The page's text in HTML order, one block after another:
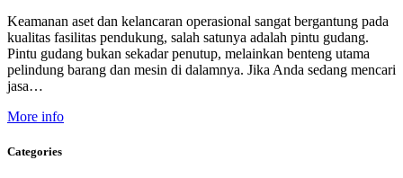
Keamanan aset dan kelancaran operasional sangat bergantung pada
kualitas fasilitas pendukung, salah satunya adalah pintu gudang.
Pintu gudang bukan sekadar penutup, melainkan benteng utama
pelindung barang dan mesin di dalamnya. Jika Anda sedang mencari
jasa…
More info
Categories